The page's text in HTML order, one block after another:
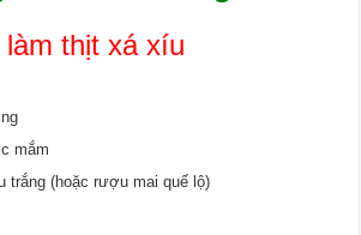
làm thịt xá xíu
mắm
trắng (hoặc rượu mai quế lộ)